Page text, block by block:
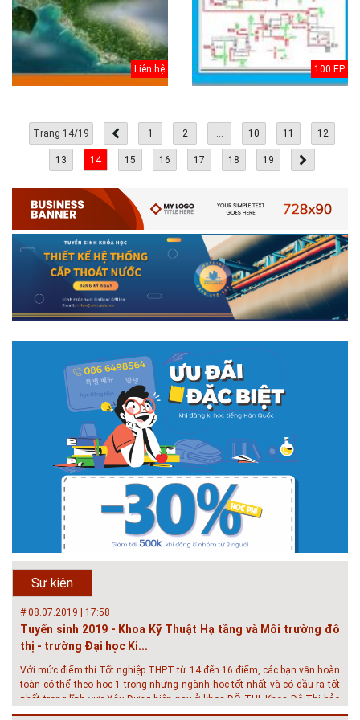
Liên hệ 100 EP
Trang 14/19 1 2 10 11 12
13 14 15 16 17 18 19
Sự kiện
# 05.04.2025 | 17:16
Tuyển sinh 2025, Khoa kỹ thuật hạ tầng và môi trường đô thị
- Đại học Kiến trúc...
Thông tin tuyển sinh đại học 2025 Khoa kỹ thuật hạ tầng và môi trường
đô thị - Đại học Kiến trúc Hà Nội Tuyển sinh đại học với 280 chỉ tiêu, thời
gian đào tạo 4,5 năm
# 05.04.2020 | 20:30
GIAO LƯU TRỰC TUYẾN - TƯ VẤN TUYỂN SINH ĐẠI HỌC
CHÍNH QUY ĐẠI HỌC KIẾN TRÚC NĂM...
Năm nay, kỳ thi THPT quốc gia dự kiến diễn ra vào tháng 8. Trường Đại
học Kiến trúc Hà Nội chúc các bạn học sinh cuối cấp ôn thi thật tốt MỜI
QUÝ PHỤ HUYNH VÀ CÁC EM ĐÓN XEM GIAO LƯU TRỰC TUYẾN "TƯ
VẤN TUYỂN SINH ĐẠI H...
# 08.07.2019 | 17:58
Tuyến sinh 2019 - Khoa Kỹ Thuật Hạ tầng và Môi trường đô
thị - trường Đại học Ki...
Với mức điểm thi Tốt nghiệp THPT từ 14 đến 16 điểm, các bạn vẫn hoàn
toàn có thể theo học 1 trong những ngành học tốt nhất và có đầu ra tốt
nhất trong lĩnh vực Xây Dựng hiện nay ở khoa ĐÔ THỊ. Khoa Đô Thị bảo
đảm 100% t...